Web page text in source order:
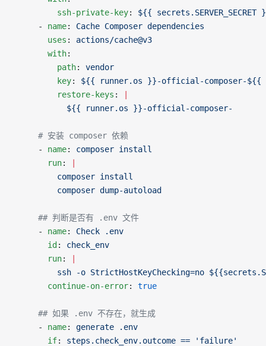
          ssh-private-key
: ${{ secrets.SERVER_SECRET
      -
name: Cache Composer dependencies
        uses
: actions/cache@v3
        with
:
          path
: vendor
          key
: ${{ runner.os }}-official-composer-
          restore-keys
:
            ${{ runner.os }}-official-composer-
      # 安装 composer 依赖
      -
name: composer install
        run
:
          composer install
          composer dump-autoload
      ## 判断是否有 .env 文件
      -
name: Check .env
        id
: check_env
        run
:
ssh -o StrictHostKeyChecking=no
        continue-on-error
: true
      ## 如果 .env 不存在，就生成
      -
name: generate .env
        if
: steps.check_env.outcome == 'failure'